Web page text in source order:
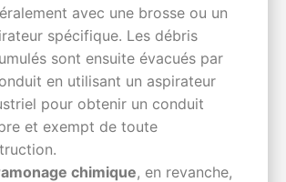
avec une brosse ou un
spécifique. Les débris
sont ensuite évacués par
en utilisant un aspirateur
pour obtenir un conduit
et exempt de toute
chimique, en revanche,